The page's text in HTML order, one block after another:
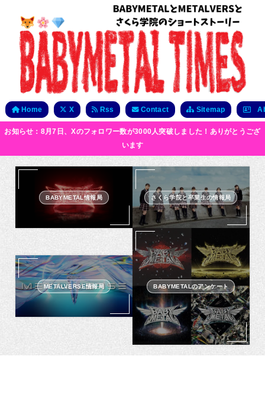
Home X Rss Contact Sitemap
お知らせ：8月7日、Xのフォロワー数が3000人突破しました！ありがとうござ
います
BABYMETAL情報局 さくら学院と卒業生の情報局
METALVERSE情報局 BABYMETALのアンケート